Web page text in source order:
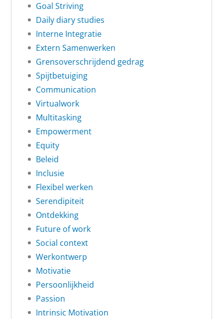
Goal Striving
Daily diary studies
Interne Integratie
Extern Samenwerken
Grensoverschrijdend gedrag
Spijtbetuiging
Communication
Virtualwork
Multitasking
Empowerment
Equity
Beleid
Inclusie
Flexibel werken
Serendipiteit
Ontdekking
Future of work
Social context
Werkontwerp
Motivatie
Persoonlijkheid
Passion
Intrinsic Motivation